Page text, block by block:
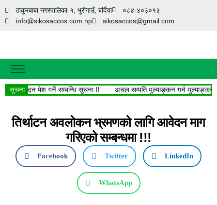
ठाकुरबाबा नगरपालिका-१, भुरीगाउँ, बर्दिया
०८४-४०३०१३
info@sikosaccos.com.np
sikosaccos@gmail.com
गृहपृष्ठ
हाम्रो बारेमा
मानविय श्रोत
सामाजिक सेवा
सफलताका कथा
सुचनाआवेदन पेश गर्ने सम्बन्धि सूचना !! अचल सम्पति मुल्याङ्कन गर्न
तिर्थाटन अवलोकन भ्रमणको लागि आवेदन माग
गरिएको सम्बन्धमा !!!
Facebook Twitter LinkedIn
WhatsApp